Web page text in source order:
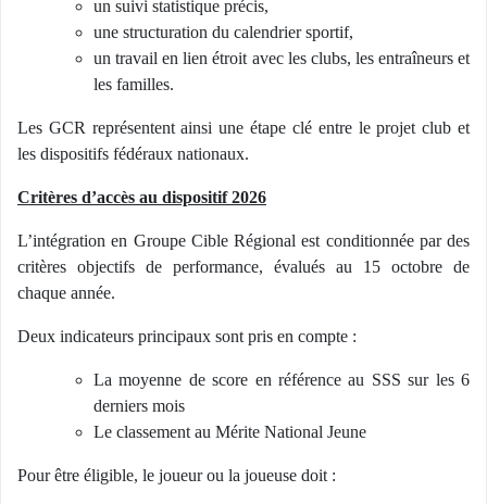
un suivi statistique précis,
une structuration du calendrier sportif,
un travail en lien étroit avec les clubs, les entraîneurs et
les familles.
Les GCR représentent ainsi une étape clé entre le projet club et
les dispositifs fédéraux nationaux.
Critères d’accès au dispositif 2026
L’intégration en Groupe Cible Régional est conditionnée par des
critères objectifs de performance, évalués au 15 octobre de
chaque année.
Deux indicateurs principaux sont pris en compte :
La moyenne de score en référence au SSS sur les 6
derniers mois
Le classement au Mérite National Jeune
Pour être éligible, le joueur ou la joueuse doit :